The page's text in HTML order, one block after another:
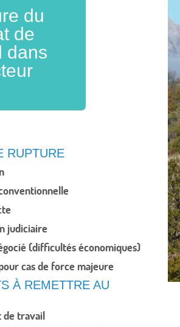
du
de
dans
RUPTURE
judiciaire
(difficultés économiques)
cas de force majeure
À REMETTRE AU
de travail